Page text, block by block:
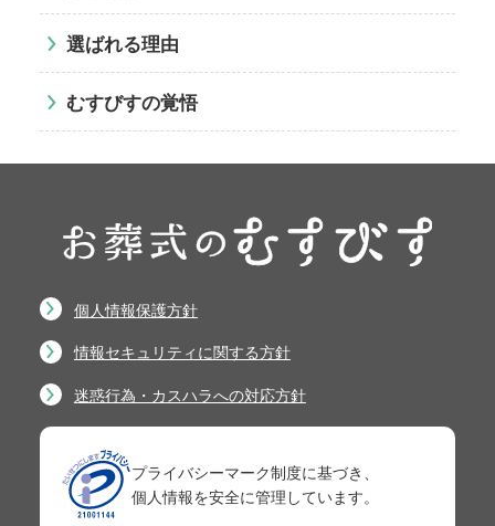
選ばれる理由
むすびすの覚悟
個人情報保護方針
情報セキュリティに関する方針
迷惑行為・カスハラへの対応方針
プライバシーマーク制度に基づき、
個人情報を安全に管理しています。